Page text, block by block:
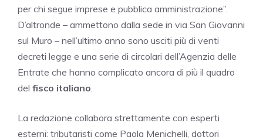
per chi segue imprese e pubblica amministrazione”.
D’altronde – ammettono dalla sede in via San Giovanni
sul Muro – nell’ultimo anno sono usciti più di venti
decreti legge e una serie di circolari dell’Agenzia delle
Entrate che hanno complicato ancora di più il quadro
del fisco italiano
La redazione collabora strettamente con esperti
esterni: tributaristi come Paola Menichelli, dottori